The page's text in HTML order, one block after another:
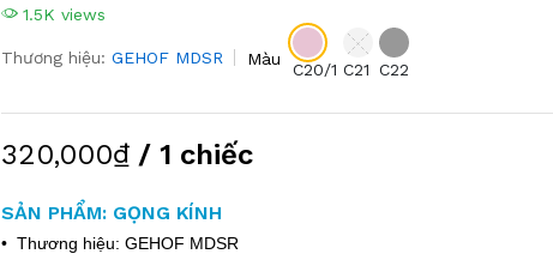
1.5K views
Thương hiệu: GEHOF MDSR Màu
C20/1 C21 C22
320,000₫/ 1 chiếc
SẢN PHẨM: GỌNG KÍNH
• Thương hiệu: GEHOF MDSR